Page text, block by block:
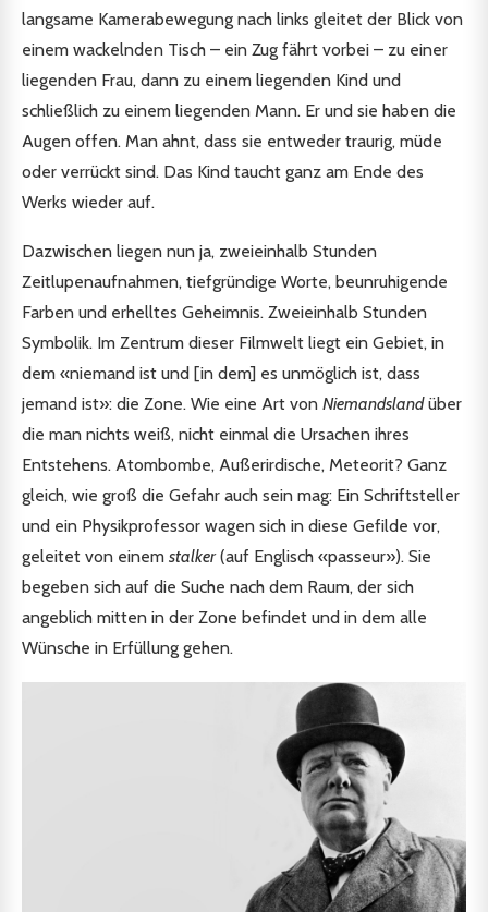
langsame Kamerabewegung nach links gleitet der Blick von
einem wackelnden Tisch – ein Zug fährt vorbei – zu einer
liegenden Frau, dann zu einem liegenden Kind und
schließlich zu einem liegenden Mann. Er und sie haben die
Augen offen. Man ahnt, dass sie entweder traurig, müde
oder verrückt sind. Das Kind taucht ganz am Ende des
Werks wieder auf.
Dazwischen liegen nun ja, zweieinhalb Stunden
Zeitlupenaufnahmen, tiefgründige Worte, beunruhigende
Farben und erhelltes Geheimnis. Zweieinhalb Stunden
Symbolik. Im Zentrum dieser Filmwelt liegt ein Gebiet, in
dem «niemand ist und [in dem] es unmöglich ist, dass
jemand ist»: die Zone. Wie eine Art von Niemandslandüber
die man nichts weiß, nicht einmal die Ursachen ihres
Entstehens. Atombombe, Außerirdische, Meteorit? Ganz
gleich, wie groß die Gefahr auch sein mag: Ein Schriftsteller
und ein Physikprofessor wagen sich in diese Gefilde vor,
geleitet von einem stalker(auf Englisch «passeur»). Sie
begeben sich auf die Suche nach dem Raum, der sich
angeblich mitten in der Zone befindet und in dem alle
Wünsche in Erfüllung gehen.